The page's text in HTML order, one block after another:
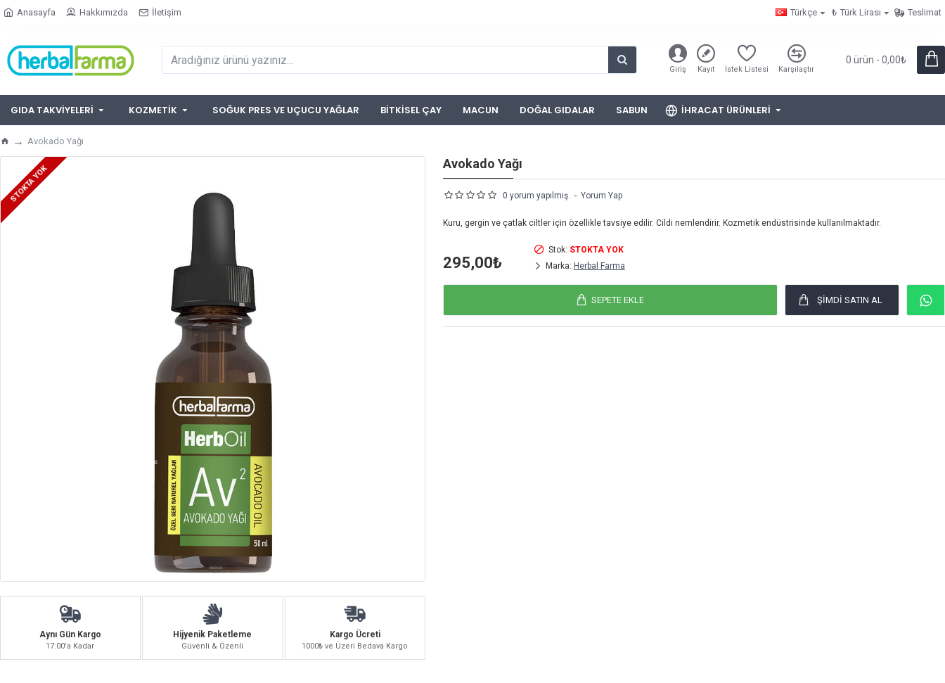
Anasayfa Hakkımızda İletişim Türkçe ₺ Türk Lirası Teslimat
Giriş Kayıt İstek Listesi Karşılaştır
0 ürün - 0,00₺
GIDA TAKVIYELERI KOZMETIK SOĞUK PRES VE UÇUCU YAĞLAR BITKISEL ÇAY MACUN DOĞAL GIDALAR SABUN İHRACAT ÜRÜNLERI
Avokado Yağı
STOKTA YOK
Aynı Gün Kargo
17:00’a Kadar
Hijyenik Paketleme
Güvenli & Özenli
Kargo Ücreti
1000₺ ve Üzeri Bedava Kargo
Avokado Yağı
Kuru, gergin ve çatlak ciltler için özellikle tavsiye edilir. Cildi nemlendirir. Kozmetik endüstrisinde kullanılmaktadır.
0 yorum yapılmış. - Yorum Yap
295,00₺
Stok: STOKTA YOK
Marka: Herbal Farma
SEPETE EKLE ŞIMDI SATIN AL